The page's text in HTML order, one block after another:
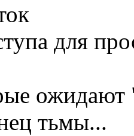
для
ожидают
тьмы...